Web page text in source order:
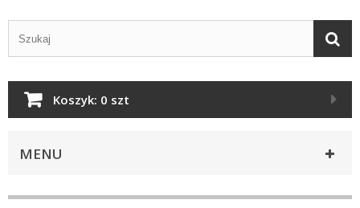
Koszyk: 0 szt
MENU